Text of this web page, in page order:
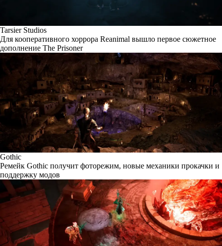
Tarsier Studios
Для кооперативного хоррора Reanimal вышло первое сюжетное
дополнение The Prisoner
Gothic
Ремейк Gothic получит фоторежим, новые механики прокачки и
поддержку модов